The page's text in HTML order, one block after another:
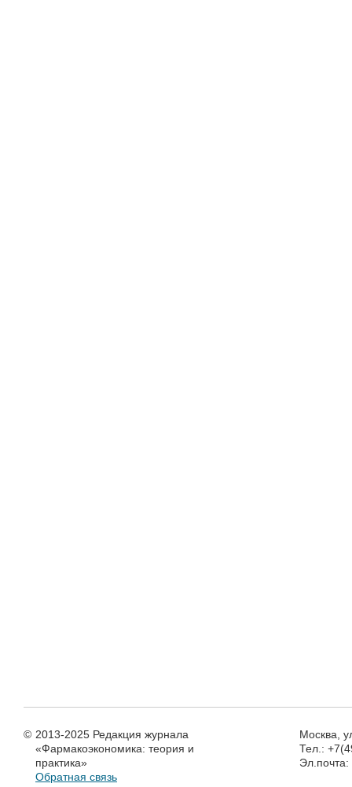
© 2013-2025 Редакция журнала
«Фармакоэкономика: теория и
практика»
Обратная связь
Москва,
Тел.:
Эл.почта: